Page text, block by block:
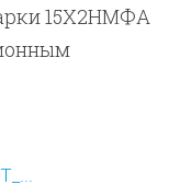
15Х2НМФА